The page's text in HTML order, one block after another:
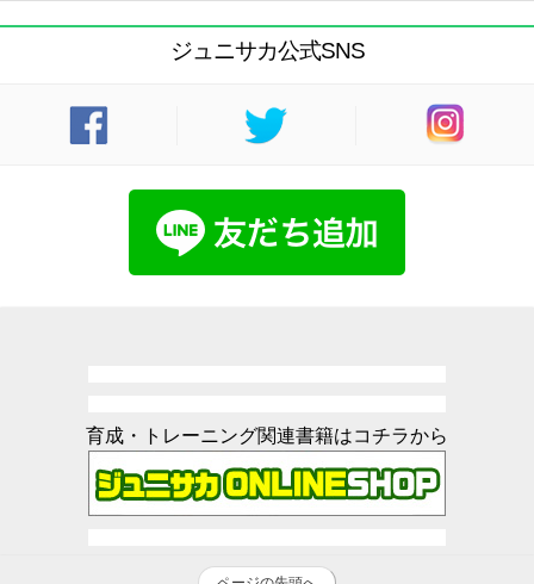
ジュニサカ公式SNS
育成・トレーニング関連書籍はコチラから